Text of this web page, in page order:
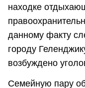
находке
данному факту
городу
возбуждено
Семейную пару